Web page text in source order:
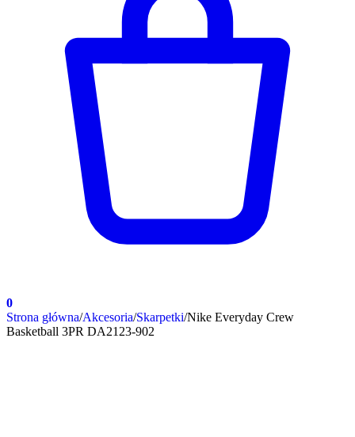
0
Strona główna/Akcesoria/Skarpetki/Nike Everyday Crew
Basketball 3PR DA2123-902